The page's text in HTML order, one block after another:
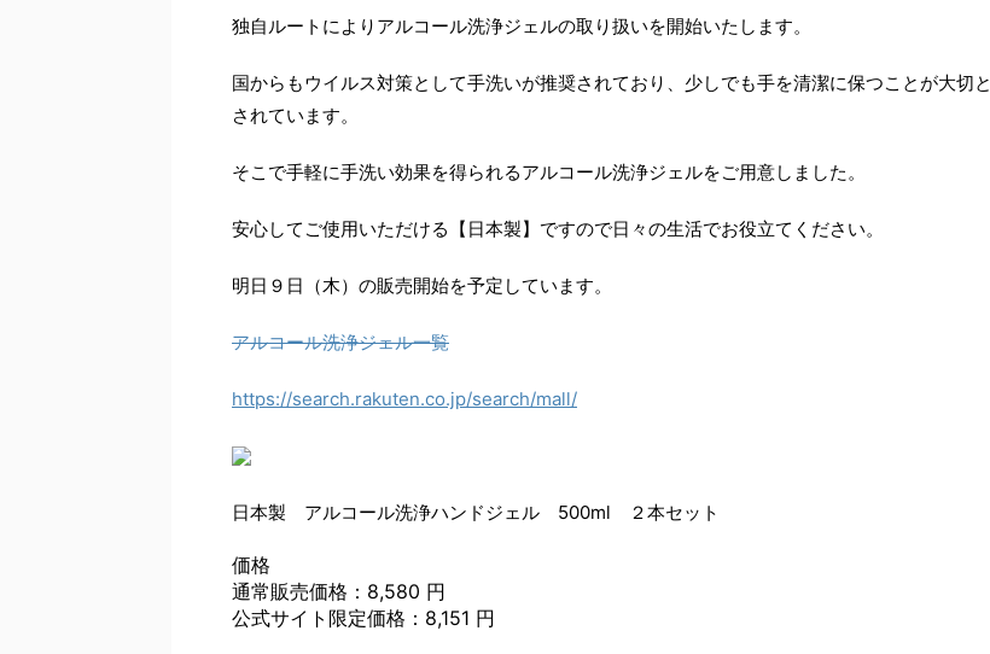
独自ルートによりアルコール洗浄ジェルの取り扱いを開始いたします。
国からもウイルス対策として手洗いが推奨されており、少しでも手を清潔に保つことが大切と
されています。
そこで手軽に手洗い効果を得られるアルコール洗浄ジェルをご用意しました。
安心してご使用いただける【日本製】ですので日々の生活でお役立てください。
明日９日（木）の販売開始を予定しています。
アルコール洗浄ジェル一覧
https://search.rakuten.co.jp/search/mall/
日本製 アルコール洗浄ハンドジェル 500ml ２本セット
価格
通常販売価格：8,580 円
公式サイト限定価格：8,151 円